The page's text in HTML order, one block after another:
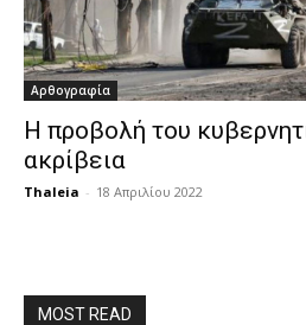
Αρθογραφία
Η προβολή του
ακρίβεια
Thaleia - 18 Απριλίου 2022
MOST READ